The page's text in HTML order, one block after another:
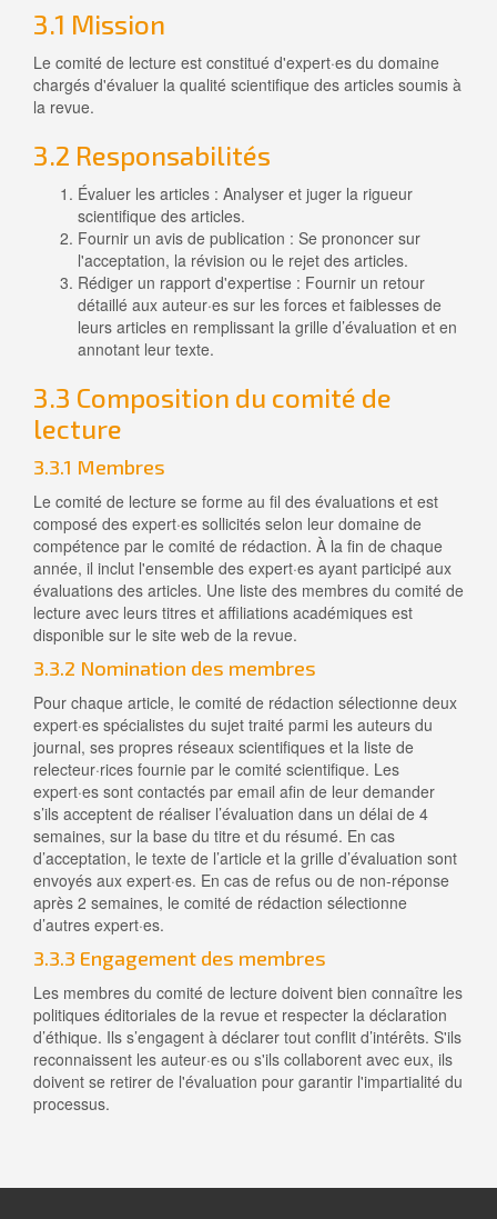
3.1 Mission
Le comité de lecture est constitué d'expert·es du domaine
chargés d'évaluer la qualité scientifique des articles soumis à
la revue.
3.2 Responsabilités
Évaluer les articles : Analyser et juger la rigueur
scientifique des articles.
Fournir un avis de publication : Se prononcer sur
l'acceptation, la révision ou le rejet des articles.
Rédiger un rapport d'expertise : Fournir un retour
détaillé aux auteur·es sur les forces et faiblesses de
leurs articles en remplissant la grille d’évaluation et en
annotant leur texte.
3.3 Composition du comité de
lecture
3.3.1 Membres
Le comité de lecture se forme au fil des évaluations et est
composé des expert·es sollicités selon leur domaine de
compétence par le comité de rédaction. À la fin de chaque
année, il inclut l'ensemble des expert·es ayant participé aux
évaluations des articles. Une liste des membres du comité de
lecture avec leurs titres et affiliations académiques est
disponible sur le site web de la revue.
3.3.2 Nomination des membres
Pour chaque article, le comité de rédaction sélectionne deux
expert·es spécialistes du sujet traité parmi les auteurs du
journal, ses propres réseaux scientifiques et la liste de
relecteur·rices fournie par le comité scientifique. Les
expert·es sont contactés par email afin de leur demander
s’ils acceptent de réaliser l’évaluation dans un délai de 4
semaines, sur la base du titre et du résumé. En cas
d’acceptation, le texte de l’article et la grille d’évaluation sont
envoyés aux expert·es. En cas de refus ou de non-réponse
après 2 semaines, le comité de rédaction sélectionne
d’autres expert·es.
3.3.3 Engagement des membres
Les membres du comité de lecture doivent bien connaître les
politiques éditoriales de la revue et respecter la déclaration
d’éthique. Ils s’engagent à déclarer tout conflit d’intérêts. S'ils
reconnaissent les auteur·es ou s'ils collaborent avec eux, ils
doivent se retirer de l'évaluation pour garantir l'impartialité du
processus.